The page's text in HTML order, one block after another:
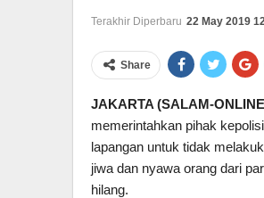
Terakhir Diperbaru 22 May 2019
Share
JAKARTA (SALAM-
memerintahkan pihak
lapangan untuk tidak
jiwa dan nyawa orang dari
hilang.